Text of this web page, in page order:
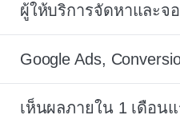
ผู้ให้บริการจัดหาและจ
Google Ads,
เห็นผลภายใน 1 เดือน